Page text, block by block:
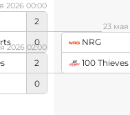
2
0
2026 00:00
2
0
2026 02:00 NRG
100 Thieves
23 мая